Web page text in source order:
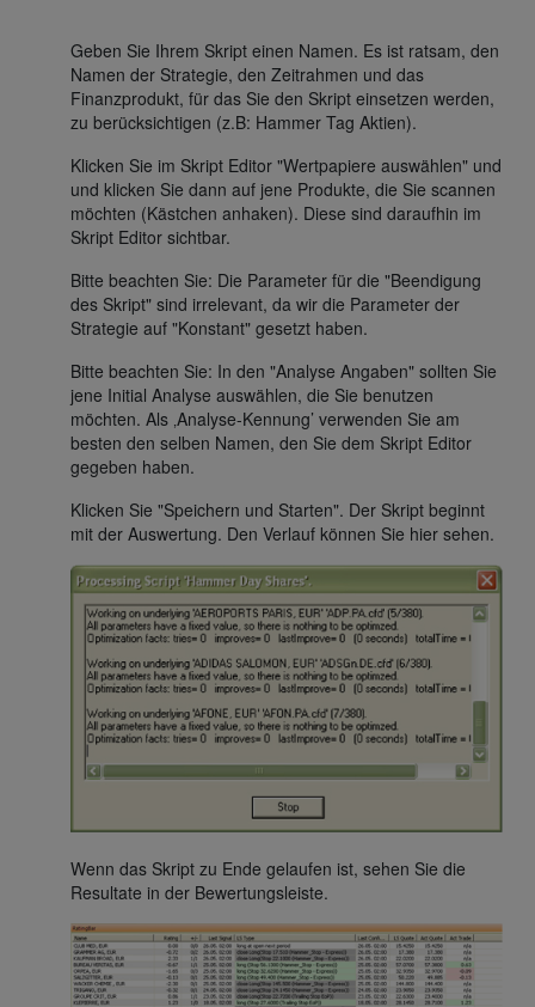
Geben Sie Ihrem Skript einen Namen. Es ist ratsam, den
Namen der Strategie, den Zeitrahmen und das
Finanzprodukt, für das Sie den Skript einsetzen werden,
zu berücksichtigen (z.B: Hammer Tag Aktien).
Klicken Sie im Skript Editor "Wertpapiere auswählen" und
und klicken Sie dann auf jene Produkte, die Sie scannen
möchten (Kästchen anhaken). Diese sind daraufhin im
Skript Editor sichtbar.
Bitte beachten Sie: Die Parameter für die "Beendigung
des Skript" sind irrelevant, da wir die Parameter der
Strategie auf "Konstant" gesetzt haben.
Bitte beachten Sie: In den "Analyse Angaben" sollten Sie
jene Initial Analyse auswählen, die Sie benutzen
möchten. Als ‚Analyse-Kennung’ verwenden Sie am
besten den selben Namen, den Sie dem Skript Editor
gegeben haben.
Klicken Sie "Speichern und Starten". Der Skript beginnt
mit der Auswertung. Den Verlauf können Sie hier sehen.
Wenn das Skript zu Ende gelaufen ist, sehen Sie die
Resultate in der Bewertungsleiste.